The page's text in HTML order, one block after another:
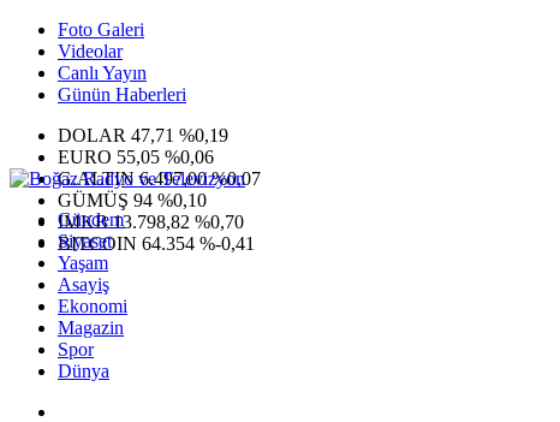
Foto Galeri
Videolar
Canlı Yayın
Günün Haberleri
DOLAR 47,71 %0,19
EURO 55,05 %0,06
G.ALTIN6.497,00 %0,07
GÜMÜŞ 94 %0,10
IMKB13.798,82 %0,70
BITCOIN 64.354 %-0,41
Gündem
Siyaset
Yaşam
Asayiş
Ekonomi
Magazin
Spor
Dünya